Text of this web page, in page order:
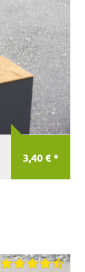
3,40 € *